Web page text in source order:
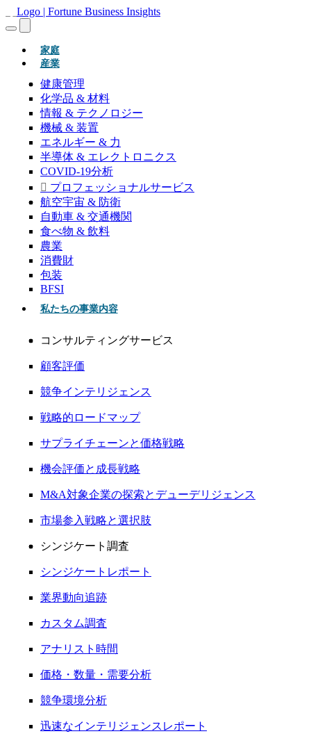
家庭(現在)
産業
健康管理
化学品 & 材料
情報 & テクノロジー
機械 & 装置
エネルギー & 力
半導体 & エレクトロニクス
COVID-19分析
プロフェッショナルサービス
航空宇宙 & 防衛
自動車 & 交通機関
食べ物 & 飲料
農業
消費財
包装
BFSI
私たちの事業内容
コンサルティングサービス
顧客評価
競争インテリジェンス
戦略的ロードマップ
サプライチェーンと価格戦略
機会評価と成長戦略
M&A対象企業の探索とデューデリジェンス
市場参入戦略と選択肢
シンジケート調査
シンジケートレポート
業界動向追跡
カスタム調査
アナリスト時間
価格・数量・需要分析
競争環境分析
迅速なインテリジェンスレポート